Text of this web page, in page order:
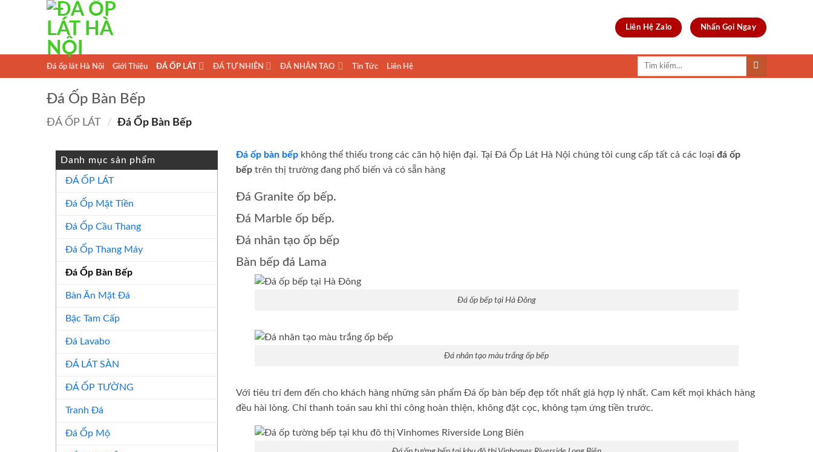
Liên Hệ Zalo Nhấn Gọi Ngay
Đá ốp lát Hà Nội Giới Thiệu ĐÁ ỐP LÁT ĐÁ TỰ NHIÊN ĐÁ NHÂN TẠO Tin Tức Liên Hệ
Tìm
Đá Ốp Bàn Bếp
ĐÁ ỐP LÁT / Đá Ốp Bàn Bếp
Danh mục sản phẩm
ĐÁ ỐP LÁT
Đá Ốp Mặt Tiền
Đá Ốp Cầu Thang
Đá Ốp Thang Máy
Đá Ốp Bàn Bếp
Bàn Ăn Mặt Đá
Bậc Tam Cấp
Đá Lavabo
ĐÁ LÁT SÀN
ĐÁ ỐP TƯỜNG
Tranh Đá
Đá Ốp Mộ
Đá ốp bàn bếpkhông thể thiếu trong các căn hộ hiện đại. Tại Đá Ốp Lát Hà Nội chúng tôi cung cấp tất cả các loại đá ốp
bếptrên thị trường đang phổ biến và có sẵn hàng
Đá Granite ốp bếp.
Đá Marble ốp bếp.
Đá nhân tạo ốp bếp
Bàn bếp đá Lama
Đá ốp bếp tại Hà Đông
Đá nhân tạo màu trắng ốp bếp
Với tiêu trí đem đến cho khách hàng những sản phẩm Đá ốp bàn bếp đẹp tốt nhất giá hợp lý nhất. Cam kết mọi khách hàng
đều hài lòng. Chỉ thanh toán sau khi thi công hoàn thiện, không đặt cọc, không tạm ứng tiền trước.